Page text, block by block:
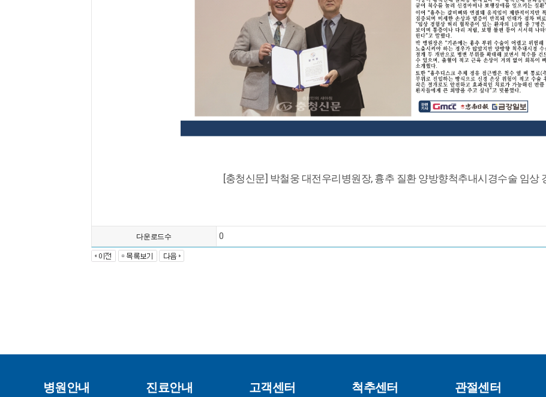
[충청신문] 박철웅 대전우리병원장, 흉추 질환 양방향척추내시경수술 임상
다운로드수 0
병원안내 진료안내 고객센터 척추센터 관절센터